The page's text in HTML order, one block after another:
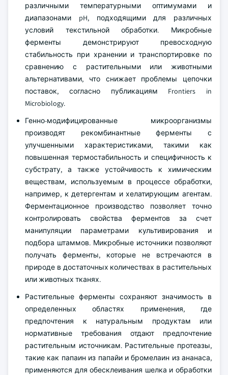
различными температурными оптимумами и
диапазонами pH, подходящими для различных
условий текстильной обработки. Микробные
ферменты демонстрируют превосходную
стабильность при хранении и транспортировке по
сравнению с растительными или животными
альтернативами, что снижает проблемы цепочки
поставок, согласно публикациям Frontiers in
Microbiology.
Генно-модифицированные микроорганизмы
производят рекомбинантные ферменты с
улучшенными характеристиками, такими как
повышенная термостабильность и специфичность к
субстрату, а также устойчивость к химическим
веществам, используемым в процессе обработки,
например, к детергентам и хелатирующим агентам.
Ферментационное производство позволяет точно
контролировать свойства ферментов за счет
манипуляции параметрами культивирования и
подбора штаммов. Микробные источники позволяют
получать ферменты, которые не встречаются в
природе в достаточных количествах в растительных
или животных тканях.
Растительные ферменты сохраняют значимость в
определенных областях применения, где
предпочтения к натуральным продуктам или
нормативные требования отдают предпочтение
растительным источникам. Растительные протеазы,
такие как папаин из папайи и бромелаин из ананаса,
применяются для обесклеивания шелка и обработки